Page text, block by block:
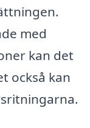
med
kan det
också kan